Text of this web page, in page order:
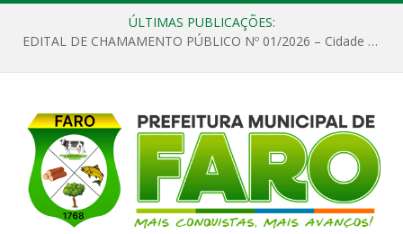
ÚLTIMAS PUBLICAÇÕES:
EDITAL DE CHAMAMENTO PÚBLICO Nº 01/2026 – Cidade de Faro